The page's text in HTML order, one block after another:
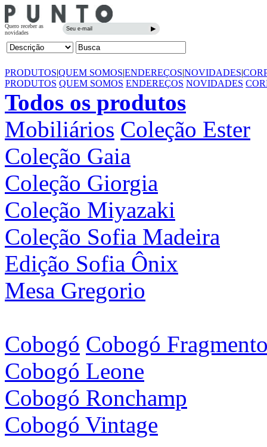
PRODUTOS|QUEM SOMOS|ENDEREÇOS|NOVIDADES|
PRODUTOS QUEM SOMOS ENDEREÇOS NOVIDADES
Todos os produtos
Mobiliários Coleção Ester
Coleção Gaia
Coleção Giorgia
Coleção Miyazaki
Coleção Sofia Madeira
Edição Sofia Ônix
Mesa Gregorio
Cobogó Cobogó
Cobogó Leone
Cobogó Ronchamp
Cobogó Vintage